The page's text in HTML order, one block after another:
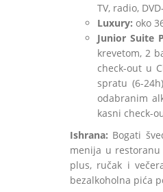
TV, radio,
Luxury: oko
Junior Suite
krevetom, 2
check-out u
spratu (6-
odabranim
kasni check-
Ishrana: Bogati
menija u restoranu
plus, ručak i
bezalkoholna pića